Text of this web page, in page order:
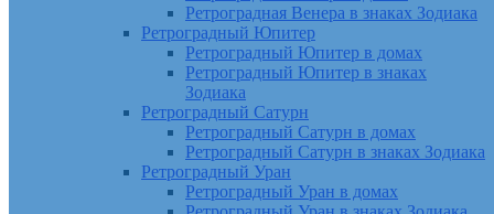
Ретроградная Венера в знаках Зодиака
Ретроградный Юпитер
Ретроградный Юпитер в домах
Ретроградный Юпитер в знаках
Зодиака
Ретроградный Сатурн
Ретроградный Сатурн в домах
Ретроградный Сатурн в знаках Зодиака
Ретроградный Уран
Ретроградный Уран в домах